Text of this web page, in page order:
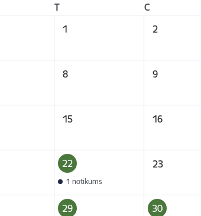
T C
1 2
8 9
15 16
22
1 notikums
23
29 30